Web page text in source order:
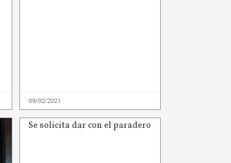
09/02/2021
Se solicita dar con el paradero